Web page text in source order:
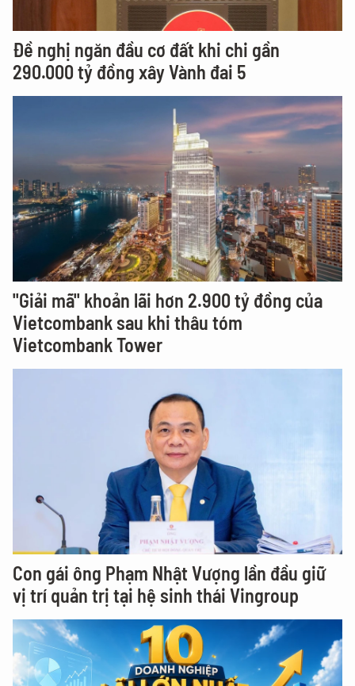
Đề nghị ngăn đầu cơ đất khi chi gần
290.000 tỷ đồng xây Vành đai 5
"Giải mã" khoản lãi hơn 2.900 tỷ đồng của
Vietcombank sau khi thâu tóm
Vietcombank Tower
Con gái ông Phạm Nhật Vượng lần đầu giữ
vị trí quản trị tại hệ sinh thái Vingroup